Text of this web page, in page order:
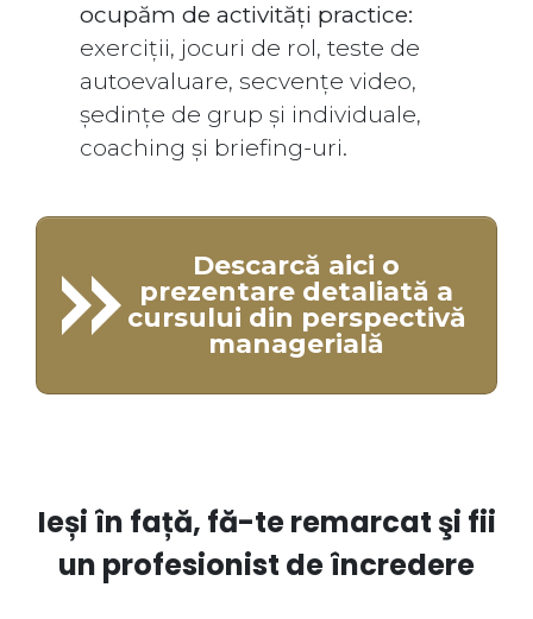
ocupăm de activități practice:
exerciții, jocuri de rol, teste de
autoevaluare, secvențe video,
ședințe de grup și individuale,
coaching și briefing-uri.
Descarcă aici o
prezentare detaliată a
cursului din perspectivă
managerială
Ieși în față, fă-te remarcat şi fii
un profesionist de încredere